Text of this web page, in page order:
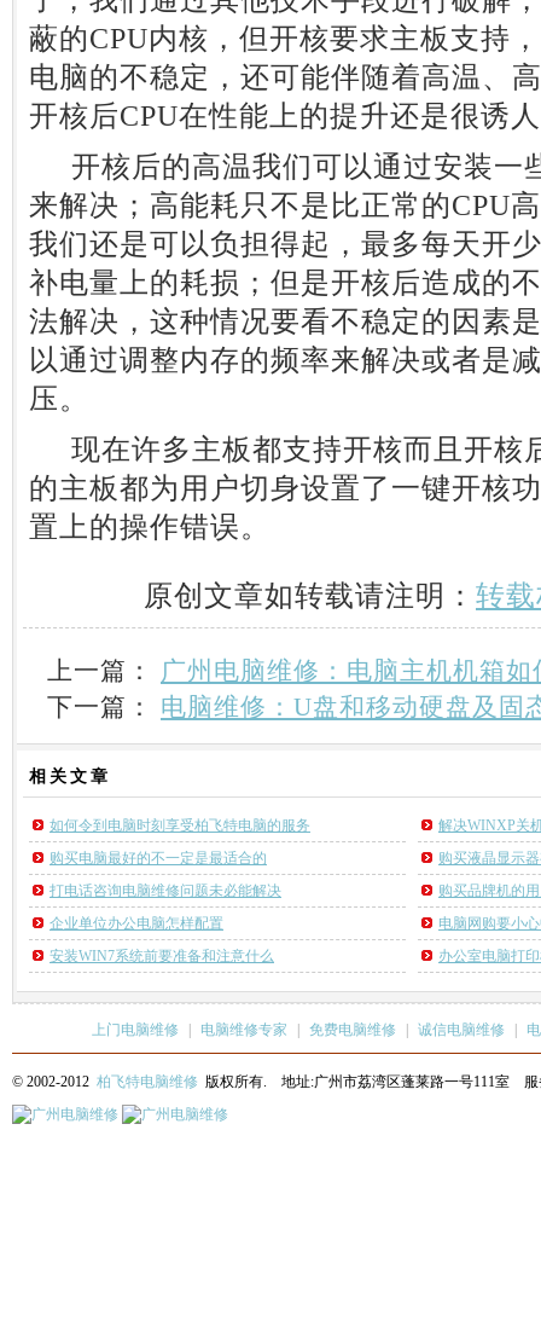
蔽的CPU内核，但开核要求主板支持
电脑的不稳定，还可能伴随着高温、
开核后CPU在性能上的提升还是很诱
开核后的高温我们可以通过安装一
来解决；高能耗只不是比正常的CPU
我们还是可以负担得起，最多每天开
补电量上的耗损；但是开核后造成的
法解决，这种情况要看不稳定的因素
以通过调整内存的频率来解决或者是
压。
现在许多主板都支持开核而且开核
的主板都为用户切身设置了一键开核
置上的操作错误。
原创文章如转载请注明： 转
上一篇： 广州电脑维修：电脑主机机箱
下一篇： 电脑维修：U盘和移动硬盘及固
相关 文章
如何令到电脑时刻享受柏飞特电脑的服务
解决WINXP关
购买电脑最好的不一定是最适合的
购买液晶显示
打电话咨询电脑维修问题未必能解决
购买品牌机的
企业单位办公电脑怎样配置
电脑网购要小
安装WIN7系统前要准备和注意什么
办公室电脑打
上门电脑维修 电脑维修专家 免费电脑维修 诚信电脑维修
© 2002-2012 柏飞特电脑维修 版权所有. 地址:广州市荔湾区蓬莱路一号111室 服